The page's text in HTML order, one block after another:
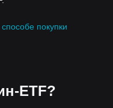
покупки
ETF?